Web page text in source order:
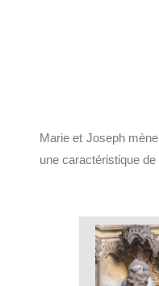
Marie et Joseph
une caractéristique